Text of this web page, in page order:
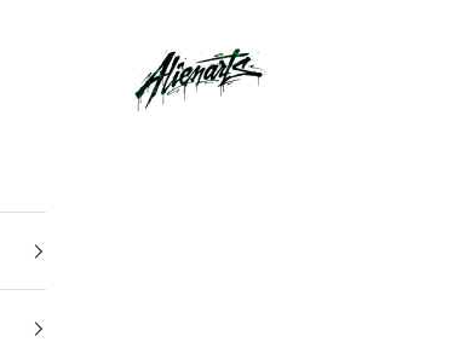
AlienArts
y año: para que encuentres el kit perfecto para ti.